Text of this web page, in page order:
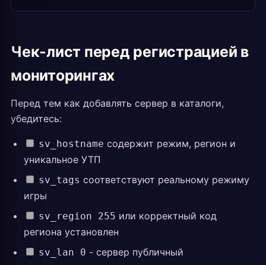
Чек-лист перед регистрацией в
мониторингах
Перед тем как добавлять сервер в каталоги,
убедитесь:
sv_hostname содержит режим, регион и
уникальное УТП
sv_tags соответствуют реальному режиму
игры
sv_region 255 или корректный код
региона установлен
sv_lan 0 - сервер публичный